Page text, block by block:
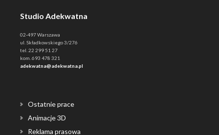
Studio Adekwatna
02-497 Warszawa
ul. Składkowskiego 3/276
tel. 22 299 51 27
kom. 693 478 321
adekwatna@adekwatna.pl
Ostatnie prace
Animacje 3D
Reklama prasowa